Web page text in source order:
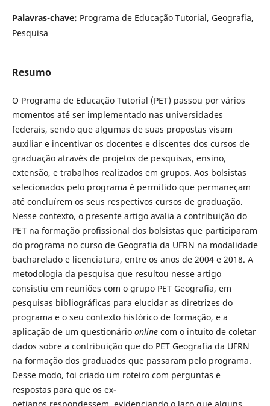
Palavras-chave: Programa de Educação Tutorial, Geografia,
Pesquisa
Resumo
O Programa de Educação Tutorial (PET) passou por vários
momentos até ser implementado nas universidades
federais, sendo que algumas de suas propostas visam
auxiliar e incentivar os docentes e discentes dos cursos de
graduação através de projetos de pesquisas, ensino,
extensão, e trabalhos realizados em grupos. Aos bolsistas
selecionados pelo programa é permitido que permaneçam
até concluírem os seus respectivos cursos de graduação.
Nesse contexto, o presente artigo avalia a contribuição do
PET na formação profissional dos bolsistas que participaram
do programa no curso de Geografia da UFRN na modalidade
bacharelado e licenciatura, entre os anos de 2004 e 2018. A
metodologia da pesquisa que resultou nesse artigo
consistiu em reuniões com o grupo PET Geografia, em
pesquisas bibliográficas para elucidar as diretrizes do
programa e o seu contexto histórico de formação, e a
aplicação de um questionário onlinecom o intuito de coletar
dados sobre a contribuição que do PET Geografia da UFRN
na formação dos graduados que passaram pelo programa.
Desse modo, foi criado um roteiro com perguntas e
respostas para que os ex-